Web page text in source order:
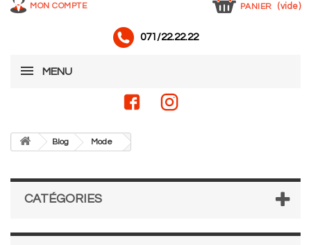
MON COMPTE PANIER (vide)
071/22.22.22
MENU
Blog Mode
CATÉGORIES